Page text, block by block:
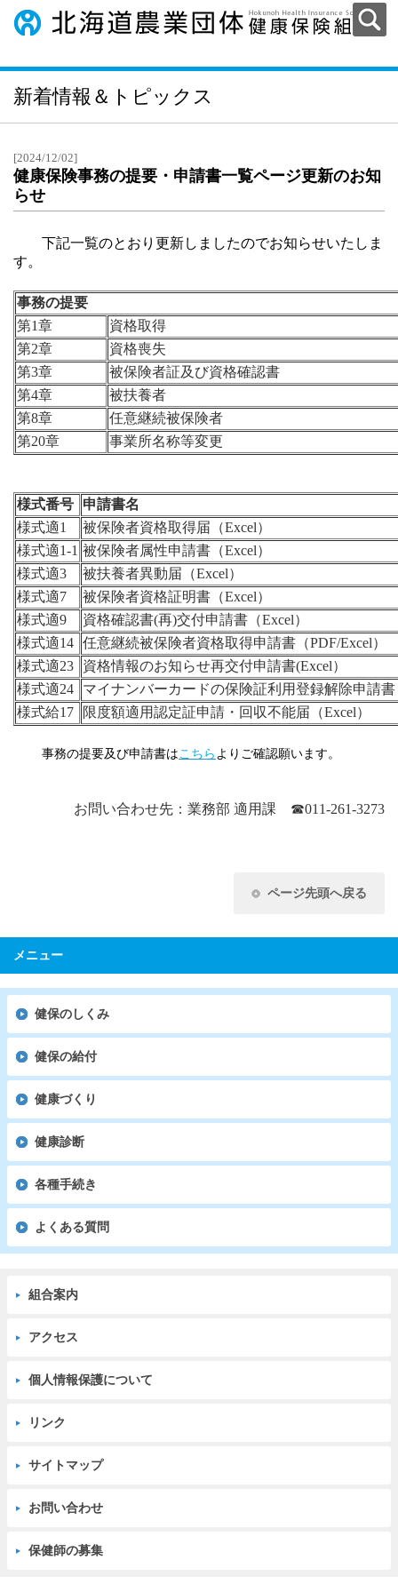
新着情報＆トピックス
[2024/12/02]
健康保険事務の提要・申請書一覧ページ更新のお知
らせ
下記一覧のとおり更新しましたのでお知らせいたしま
す。
事務の提要
第1章
資格取得
第2章
資格喪失
第3章
被保険者証及び資格確認書
第4章
被扶養者
第8章
任意継続被保険者
第20章
事業所名称等変更
様式番号
申請書名
様式適1
被保険者資格取得届（Excel）
様式適1-1 被保険者属性申請書（Excel）
様式適3
被扶養者異動届（Excel）
様式適7
被保険者資格証明書（Excel）
様式適9
資格確認書(再)交付申請書（Excel）
様式適14 任意継続被保険者資格取得申請書（PDF/Excel）
様式適23
資格情報のお知らせ再交付申請書(Excel）
様式適24
マイナンバーカードの保険証利用登録解除申請書
様式給17
限度額適用認定証申請・回収不能届（Excel）
事務の提要及び申請書はこちら よりご確認願います。
お問い合わせ先：業務部 適用課 ☎011-261-3273
ページ先頭へ戻る
メニュー
健保のしくみ
健保の給付
健康づくり
健康診断
各種手続き
よくある質問
組合案内
アクセス
個人情報保護について
リンク
サイトマップ
お問い合わせ
保健師の募集